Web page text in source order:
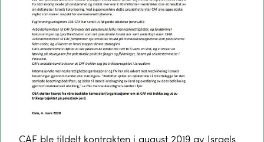
CAF ble tildelt kontrakten i august 2019 av Israels